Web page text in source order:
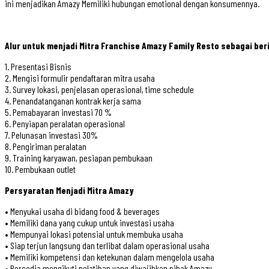
ini menjadikan Amazy Memiliki hubungan emotional dengan konsumennya.
Alur untuk menjadi Mitra Franchise Amazy Family Resto sebagai
1. Presentasi Bisnis
2. Mengisi formulir pendaftaran mitra usaha
3. Survey lokasi, penjelasan operasional, time schedule
4. Penandatanganan kontrak kerja sama
5. Pemabayaran investasi 70 %
6. Penyiapan peralatan operasional
7. Pelunasan investasi 30%
8. Pengiriman peralatan
9. Training karyawan, pesiapan pembukaan
10. Pembukaan outlet
Persyaratan Menjadi Mitra Amazy
• Menyukai usaha di bidang food & beverages
• Memiliki dana yang cukup untuk investasi usaha
• Mempunyai lokasi potensial untuk membuka usaha
• Siap terjun langsung dan terlibat dalam operasional usaha
• Memiliki kompetensi dan ketekunan dalam mengelola usaha